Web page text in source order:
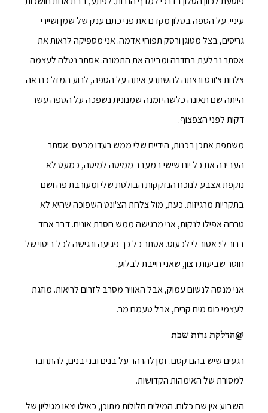
עיניי. על הספה בסלון מקדם את פני כתם ענק של שמן ושיירי
גריסים, בצל מטוגן ורסק תפוחי אדמה. אני מספיקה לראות את
אסתר נבלעת בחדרה ומבינה את התמונה. אסתר נטלה לעצמה
צלחת צ'ונט ורצתה להשתרע איתה על הספה, לרוע המזל כנראה
הייתה שם תאונה כלשהי ומנה שמנונית נשפכה על הספה עשר
דקות לפני הצפצוף.
משתפת אתכן בכנות, הידיים שלי ממש רעדו מכעס. אסתר
העבירה את כל יום שישי במעבר ממיטה למיטה, כמעט לא
נוקפת אצבע לנוכח הנזקקות הבולטת שלי ומעורבת פה ושם
בתקריות מרגיזות. כעת, מול צלחת הצ'ונט השפוכה שהיא לא
טרחה אפילו לנקות, אני מרגישה ממש חסרת אונים. דבר אחד
ברור לי: אסור לי לכעוס. אסתר כל כך פגיעה ורגישה לכל ביטוי של
חוסר שביעות רצון, שאני חייבת לבלוע.
אני מנסה לנשום עמוק, אבל האוויר מסרב לזרום לריאות. מוזגת
לעצמי כוס מים קרים, אבל טעמם מר.
@הדלקת נרות שבת
רגעים שיש בהם קסם. זמן להרהר על בנים ובני בנים, להתחבר
למסורת של האימהות הקדושות.
השבוע אין שם כלום. המילים חלולות מתוכן, כאילו יצאו מגיליון של